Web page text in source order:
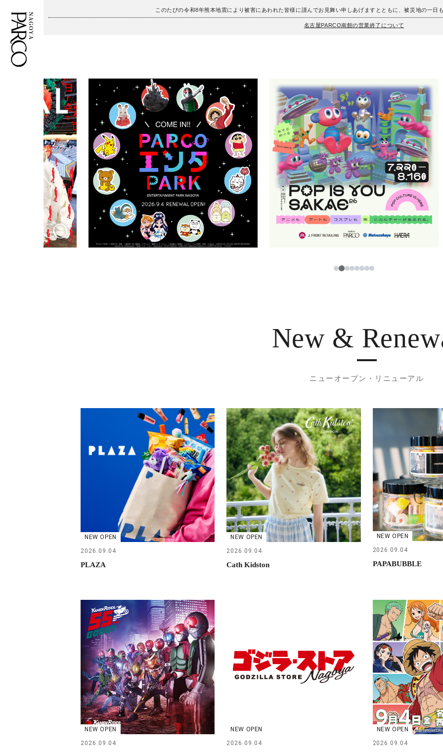
このたびの令和8年熊本地震により被害にあわれた皆様に謹んでお見舞い申しあげますとともに、被災地の一日
名古屋PARCO南館の営業終了について
施設案内・アクセス
イベント・ポップアップ
ニュース
レストラン・カフェ
TAX FREE
PARCOメンバーズ
繁体字
簡体字
한국어
ภาษาไทย
日本語
12345678
New &
ニューオープン・リニューアル
NEW OPEN
2026.09.04
PLAZA
NEW OPEN
2026.09.04
Cath Kidston
NEW OPEN
2026.09.04
PAPABUBBLE
NEW OPEN
2026.09.04
NEW OPEN
2026.09.04
NEW OPEN
2026.09.04